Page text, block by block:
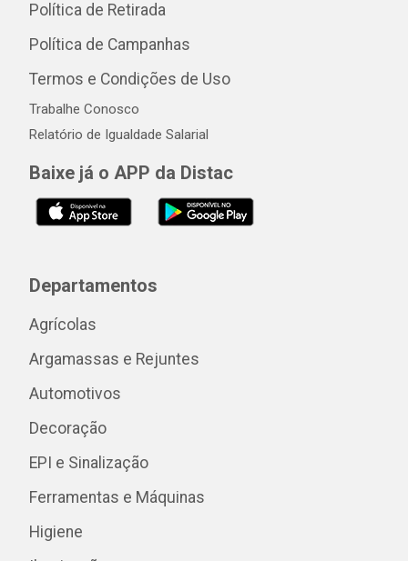
Política de Retirada
Política de Campanhas
Termos e Condições de Uso
Trabalhe Conosco
Relatório de Igualdade Salarial
Baixe já o APP da Distac
Departamentos
Agrícolas
Argamassas e Rejuntes
Automotivos
Decoração
EPI e Sinalização
Ferramentas e Máquinas
Higiene